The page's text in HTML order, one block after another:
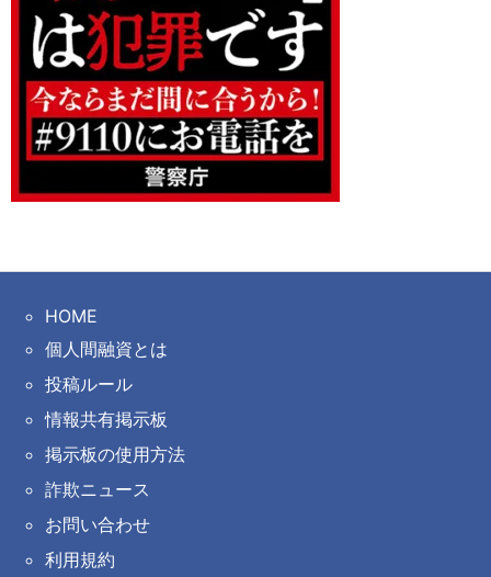
HOME
個人間融資とは
投稿ルール
情報共有掲示板
掲示板の使用方法
詐欺ニュース
お問い合わせ
利用規約